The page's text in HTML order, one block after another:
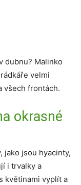
dubnu? Malinko
velmi
všech frontách.
okrasné
jako jsou hyacinty,
i trvalky a
květinami vyplít a